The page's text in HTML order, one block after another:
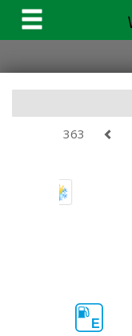
363
E